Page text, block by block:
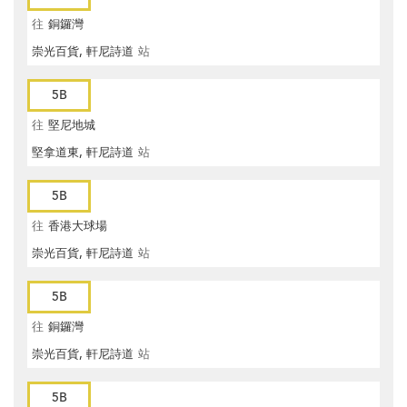
往 銅鑼灣
崇光百貨, 軒尼詩道 站
5B
往 堅尼地城
堅拿道東, 軒尼詩道 站
5B
往 香港大球場
崇光百貨, 軒尼詩道 站
5B
往 銅鑼灣
崇光百貨, 軒尼詩道 站
5B